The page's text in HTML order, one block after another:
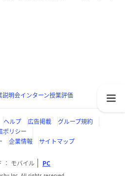
説明会インターン授業評価
ヘルプ 広告掲載
グループ規約
ポリシー
企業情報 サイトマップ
モバイル PC